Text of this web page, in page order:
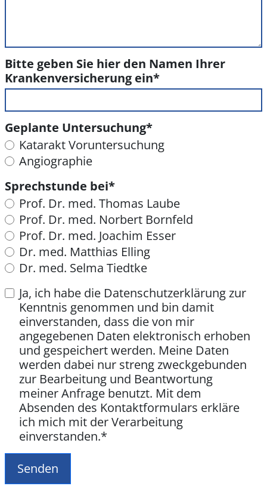
Bitte geben Sie hier den Namen Ihrer
Krankenversicherung ein*
Geplante Untersuchung*
Katarakt Voruntersuchung
Angiographie
Sprechstunde bei*
Prof. Dr. med. Thomas Laube
Prof. Dr. med. Norbert Bornfeld
Prof. Dr. med. Joachim Esser
Dr. med. Matthias Elling
Dr. med. Selma Tiedtke
Ja, ich habe die Datenschutzerklärung zur
Kenntnis genommen und bin damit
einverstanden, dass die von mir
angegebenen Daten elektronisch erhoben
und gespeichert werden. Meine Daten
werden dabei nur streng zweckgebunden
zur Bearbeitung und Beantwortung
meiner Anfrage benutzt. Mit dem
Absenden des Kontaktformulars erkläre
ich mich mit der Verarbeitung
einverstanden.*
Senden